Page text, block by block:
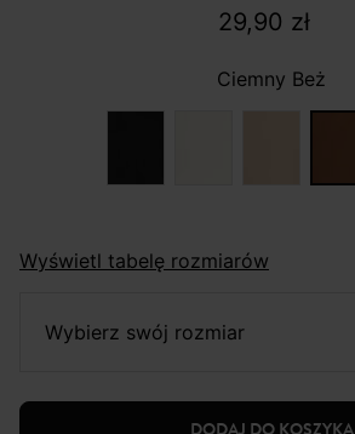
29,90 zł
Ciemny Beż
Wyświetl tabelę rozmiarów
wybierz swój rozmiar